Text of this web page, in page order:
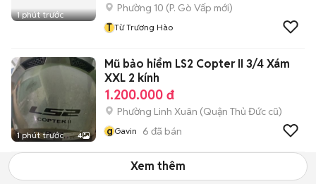
1 phút trước
Phường 10 (P. Gò Vấp mới)
T Từ Trương Hào
1 phút trước 4
Mũ bảo hiểm LS2 Copter II 3/4 Xám
XXL 2 kính
1.200.000 đ
Phường Linh Xuân (Quận Thủ Đức cũ)
gGavin 6 đã bán
Xem thêm